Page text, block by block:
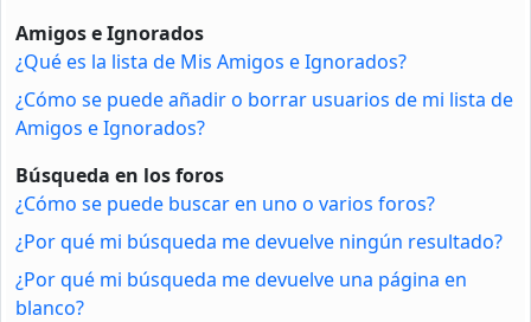
Amigos e Ignorados
¿Qué es la lista de Mis Amigos e Ignorados?
¿Cómo se puede añadir o borrar usuarios de mi lista de
Amigos e Ignorados?
Búsqueda en los foros
¿Cómo se puede buscar en uno o varios foros?
¿Por qué mi búsqueda me devuelve ningún resultado?
¿Por qué mi búsqueda me devuelve una página en
blanco?